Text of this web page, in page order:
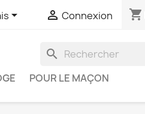
  Connexion shopping_cart
search
POUR LE MAÇON